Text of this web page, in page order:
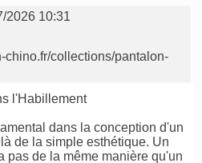
2026 10:31
chino.fr/collections/pantalon-
l'Habillement
dans la conception d'un
de la simple esthétique. Un
pas de la même manière qu'un